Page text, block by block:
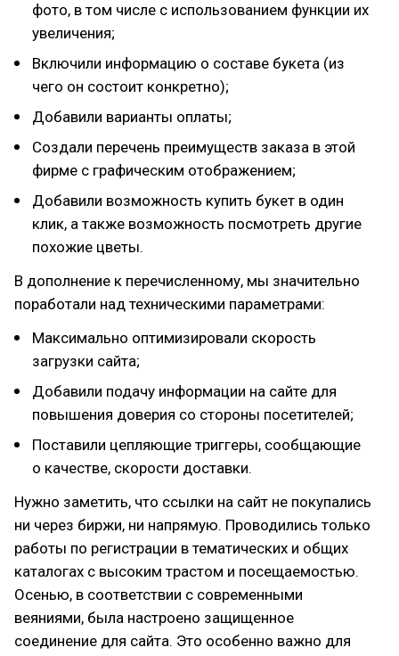
фото, в том числе с использованием функции их
увеличения;
Включили информацию о составе букета (из
чего он состоит конкретно);
Добавили варианты оплаты;
Создали перечень преимуществ заказа в этой
фирме с графическим отображением;
Добавили возможность купить букет в один
клик, а также возможность посмотреть другие
похожие цветы.
В дополнение к перечисленному, мы значительно
поработали над техническими параметрами:
Максимально оптимизировали скорость
загрузки сайта;
Добавили подачу информации на сайте для
повышения доверия со стороны посетителей;
Поставили цепляющие триггеры, сообщающие
о качестве, скорости доставки.
Нужно заметить, что ссылки на сайт не покупались
ни через биржи, ни напрямую. Проводились только
работы по регистрации в тематических и общих
каталогах с высоким трастом и посещаемостью.
Осенью, в соответствии с современными
веяниями, была настроено защищенное
соединение для сайта. Это особенно важно для